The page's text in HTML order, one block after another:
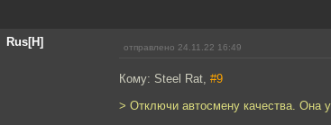
Rus[H] отправлено 24.11.22 16:49
Кому: Steel Rat, #9
> Отключи автосмену качества. Она